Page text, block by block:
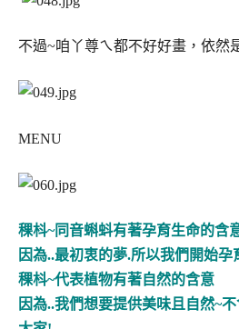
不過~咱丫尊ㄟ都不好好畫，依然
MENU
稞枓~同音蝌蚪有著孕育生命的含
因為..最初衷的夢.所以我們開始
稞枓~代表植物有著自然的含意
因為..我們想要提供美味且自然~